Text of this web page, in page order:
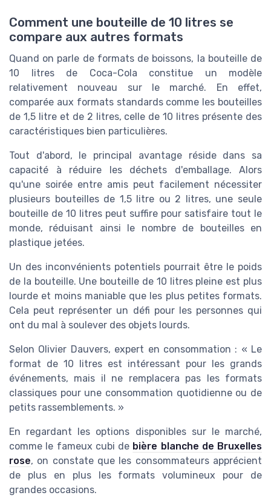
Comment une bouteille de 10 litres se
compare aux autres formats
Quand on parle de formats de boissons, la bouteille de
10 litres de Coca-Cola constitue un modèle
relativement nouveau sur le marché. En effet,
comparée aux formats standards comme les bouteilles
de 1,5 litre et de 2 litres, celle de 10 litres présente des
caractéristiques bien particulières.
Tout d'abord, le principal avantage réside dans sa
capacité à réduire les déchets d'emballage. Alors
qu'une soirée entre amis peut facilement nécessiter
plusieurs bouteilles de 1,5 litre ou 2 litres, une seule
bouteille de 10 litres peut suffire pour satisfaire tout le
monde, réduisant ainsi le nombre de bouteilles en
plastique jetées.
Un des inconvénients potentiels pourrait être le poids
de la bouteille. Une bouteille de 10 litres pleine est plus
lourde et moins maniable que les plus petites formats.
Cela peut représenter un défi pour les personnes qui
ont du mal à soulever des objets lourds.
Selon Olivier Dauvers, expert en consommation : « Le
format de 10 litres est intéressant pour les grands
événements, mais il ne remplacera pas les formats
classiques pour une consommation quotidienne ou de
petits rassemblements. »
En regardant les options disponibles sur le marché,
comme le fameux cubi de bière blanche de Bruxelles
rose, on constate que les consommateurs apprécient
de plus en plus les formats volumineux pour de
grandes occasions.